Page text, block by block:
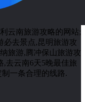
云南旅游攻略的网站;
必去景点,昆明旅游攻
旅游,腾冲保山旅游攻
,去云南6天5晚最佳旅
一条合理的线路.